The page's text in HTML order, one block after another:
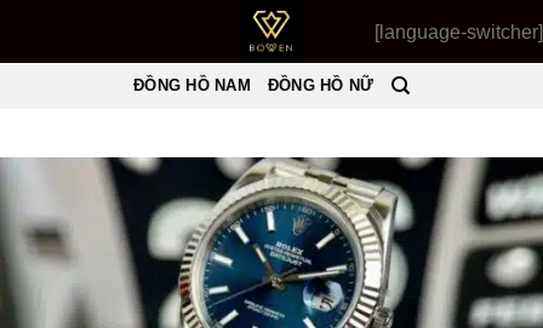
[language-switcher]
ĐỒNG HỒ NAM ĐỒNG HỒ NỮ